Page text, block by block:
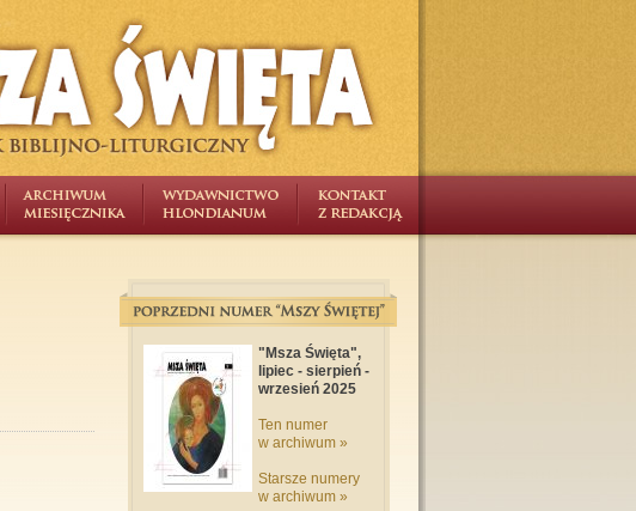
"Msza Święta",
lipiec - sierpień -
wrzesień 2025
Ten numer
w archiwum »
Starsze numery
w archiwum »